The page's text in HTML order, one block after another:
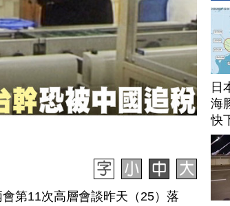
第11次高層會談昨天（25）落
日
海
快